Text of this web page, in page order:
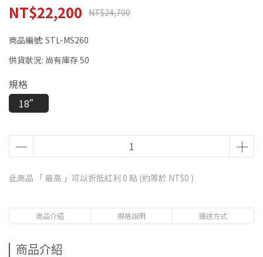
NT$22,200 NT$24,700
商品編號: STL-MS260
供貨狀況: 尚有庫存 50
規格
18”
此商品 「 最高 」可以折抵紅利 0 點 (約等於 NT$0 )
商品介紹 規格說明 運送方式
商品介紹